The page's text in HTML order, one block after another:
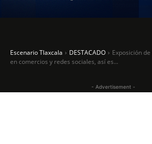
Escenario Tlaxcala DESTACADO
Exposición
en comercios y redes sociales, así es...
- Advertisement -